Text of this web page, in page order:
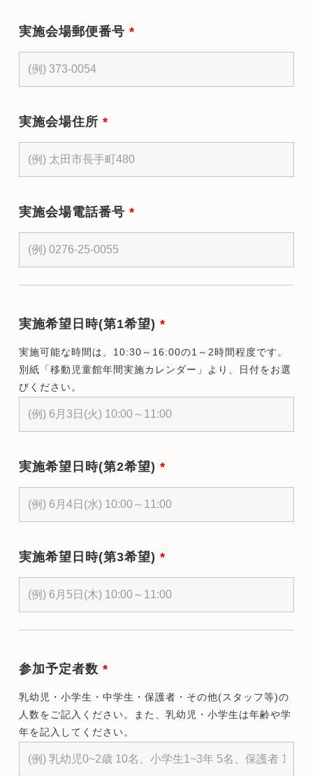
実施会場郵便番号*
実施会場住所*
実施会場電話番号*
実施希望日時(第1希望)*
実施可能な時間は、10:30～16:00の1～2時間程度です。
別紙「移動児童館年間実施カレンダー」より、日付をお選
びください。
実施希望日時(第2希望)*
実施希望日時(第3希望)*
参加予定者数*
乳幼児・小学生・中学生・保護者・その他(スタッフ等)の
人数をご記入ください。また、乳幼児・小学生は年齢や学
年を記入してください。